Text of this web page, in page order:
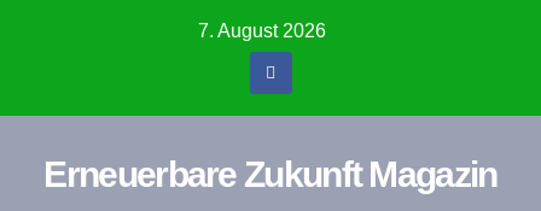
7. August 2026
Erneuerbare Zukunft Magazin